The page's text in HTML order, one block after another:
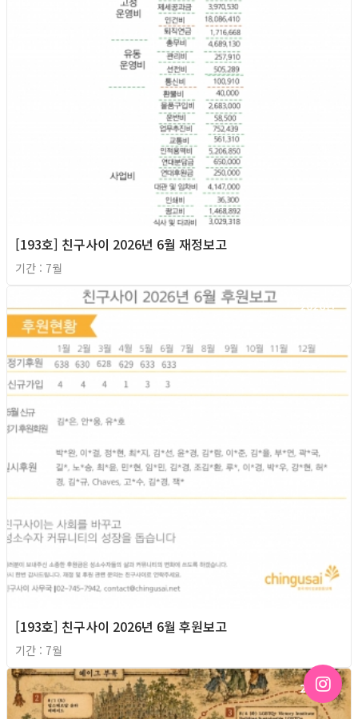
[193호] 친구사이 2026년 6월 재정보고
기간 : 7월
2026년
[193호] 친구사이 2026년 6월 후원보고
기간 : 7월
2026년